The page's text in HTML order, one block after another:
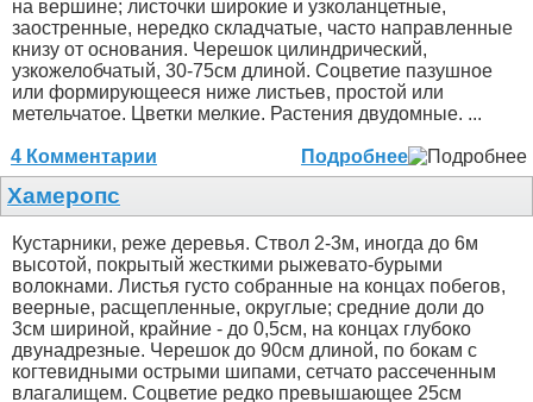
на вершине; листочки широкие и узколанцетные,
заостренные, нередко складчатые, часто направленные
книзу от основания. Черешок цилиндрический,
узкожелобчатый, 30-75см длиной. Соцветие пазушное
или формирующееся ниже листьев, простой или
метельчатое. Цветки мелкие. Растения двудомные. ...
4 Комментарии Подробнее
Хамеропс
Кустарники, реже деревья. Ствол 2-3м, иногда до 6м
высотой, покрытый жесткими рыжевато-бурыми
волокнами. Листья густо собранные на концах побегов,
веерные, расщепленные, округлые; средние доли до
3см шириной, крайние - до 0,5см, на концах глубоко
двунадрезные. Черешок до 90см длиной, по бокам с
когтевидными острыми шипами, сетчато рассеченным
влагалищем. Соцветие редко превышающее 25см